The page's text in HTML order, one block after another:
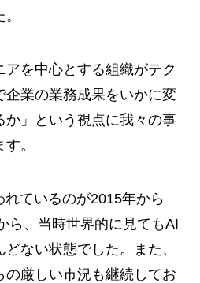
を中心とする組織がテク
企業の業務成果をいかに変
か」という視点に我々の事
。
ているのが2015年から
ら、当時世界的に見てもAI
ない状態でした。また、
の厳しい市況も継続してお